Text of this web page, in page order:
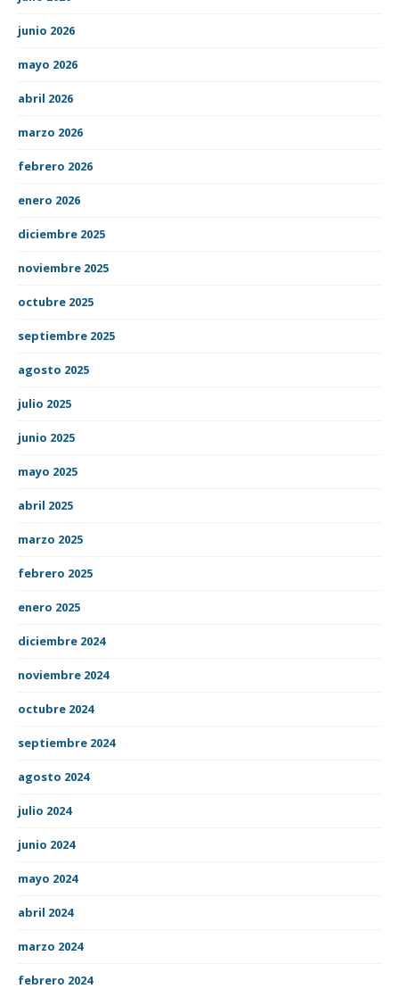
junio 2026
mayo 2026
abril 2026
marzo 2026
febrero 2026
enero 2026
diciembre 2025
noviembre 2025
octubre 2025
septiembre 2025
agosto 2025
julio 2025
junio 2025
mayo 2025
abril 2025
marzo 2025
febrero 2025
enero 2025
diciembre 2024
noviembre 2024
octubre 2024
septiembre 2024
agosto 2024
julio 2024
junio 2024
mayo 2024
abril 2024
marzo 2024
febrero 2024